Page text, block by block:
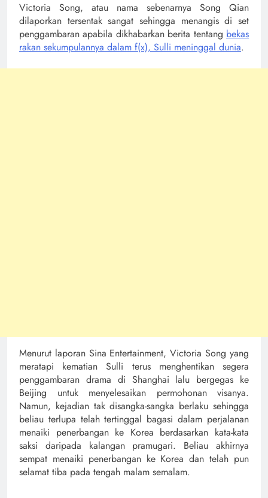
Victoria Song, atau nama sebenarnya Song Qian
dilaporkan tersentak sangat sehingga menangis di set
penggambaran apabila dikhabarkan berita tentang bekas
rakan sekumpulannya dalam f(x), Sulli meninggal dunia.
Menurut laporan Sina Entertainment, Victoria Song yang
meratapi kematian Sulli terus menghentikan segera
penggambaran drama di Shanghai lalu bergegas ke
Beijing untuk menyelesaikan permohonan visanya.
Namun, kejadian tak disangka-sangka berlaku sehingga
beliau terlupa telah tertinggal bagasi dalam perjalanan
menaiki penerbangan ke Korea berdasarkan kata-kata
saksi daripada kalangan pramugari. Beliau akhirnya
sempat menaiki penerbangan ke Korea dan telah pun
selamat tiba pada tengah malam semalam.